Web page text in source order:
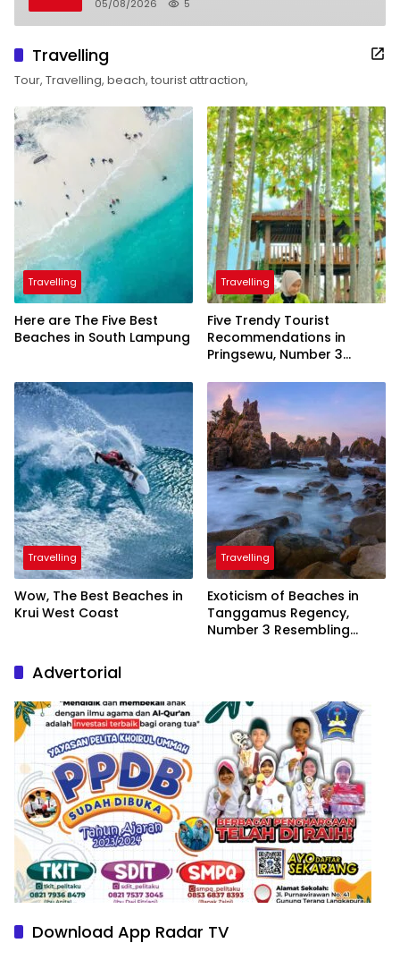
05/08/2026 5
Travelling
Tour, Travelling, beach, tourist attraction,
Travelling
Here are The Five Best
Beaches in South Lampung
Travelling
Five Trendy Tourist
Recommendations in
Pringsewu, Number 3
President
Travelling
Wow, The Best Beaches in
Krui West Coast
Travelling
Exoticism of Beaches in
Tanggamus Regency,
Number 3 Resembling
Advertorial
Download App Radar TV